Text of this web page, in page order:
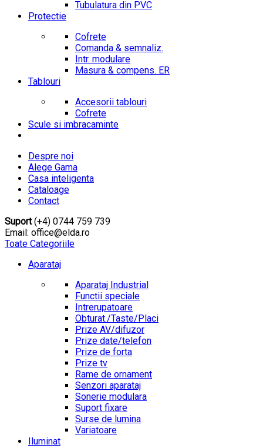
Tubulatura din PVC
Protectie
Cofrete
Comanda & semnaliz.
Intr. modulare
Masura & compens. ER
Tablouri
Accesorii tablouri
Cofrete
Scule si imbracaminte
Despre noi
Alege Gama
Casa inteligenta
Cataloage
Contact
Suport(+4) 0744 759 739
Email: office@elda.ro
Toate Categoriile
Aparataj
Aparataj Industrial
Functii speciale
Intrerupatoare
Obturat./Taste/Placi
Prize AV/difuzor
Prize date/telefon
Prize de forta
Prize tv
Rame de ornament
Senzori aparataj
Sonerie modulara
Suport fixare
Surse de lumina
Variatoare
Iluminat